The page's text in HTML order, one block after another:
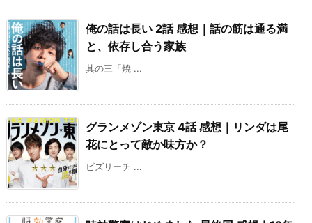
俺の話は長い 2話 感想｜話の筋は通る満
と、依存し合う家族
其の三「焼 ...
グランメゾン東京 4話 感想｜リンダは尾
花にとって敵か味方か？
ビズリーチ ...